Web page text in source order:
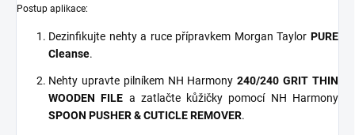
Postup aplikace:
Dezinfikujte nehty a ruce přípravkem Morgan Taylor PURE
Cleanse.
Nehty upravte pilníkem NH Harmony240/240 GRIT THIN
WOODEN FILE a zatlačte kůžičky pomocí NH Harmony
SPOON PUSHER & CUTICLE REMOVER.